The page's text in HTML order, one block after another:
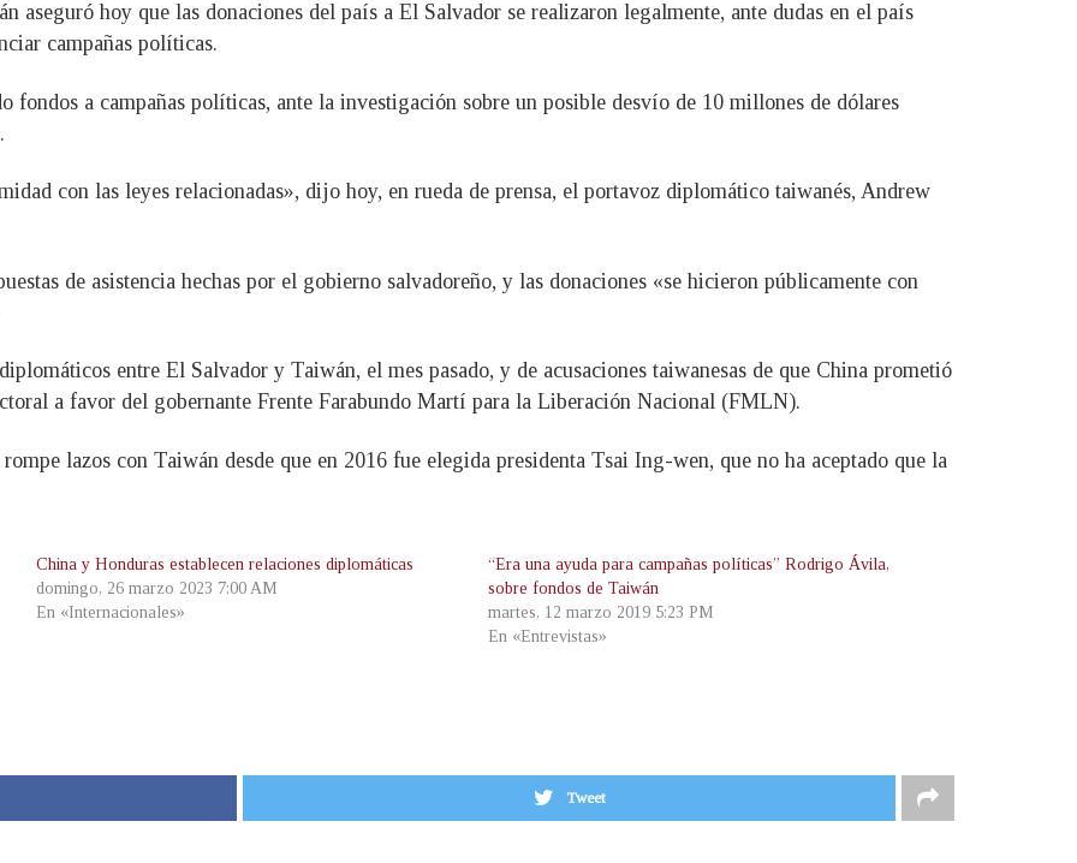
aseguró hoy que las donaciones del país a El Salvador se realizaron legalmente, ante dudas en el país
campañas políticas.
fondos a campañas políticas, ante la investigación sobre un posible desvío de 10 millones de dólares
con las leyes relacionadas», dijo hoy, en rueda de prensa, el portavoz diplomático taiwanés, Andrew
de asistencia hechas por el gobierno salvadoreño, y las donaciones «se hicieron públicamente con
entre El Salvador y Taiwán, el mes pasado, y de acusaciones taiwanesas de que China prometió
a favor del gobernante Frente Farabundo Martí para la Liberación Nacional (FMLN).
lazos con Taiwán desde que en 2016 fue elegida presidenta Tsai Ing-wen, que no ha aceptado que la
China y Honduras establecen relaciones diplomáticas
domingo, 26 marzo 2023 7:00 AM
En «Internacionales»
“Era una ayuda para campañas políticas” Rodrigo Ávila,
sobre fondos de Taiwán
martes, 12 marzo 2019 5:23 PM
En «Entrevistas»
Tweet